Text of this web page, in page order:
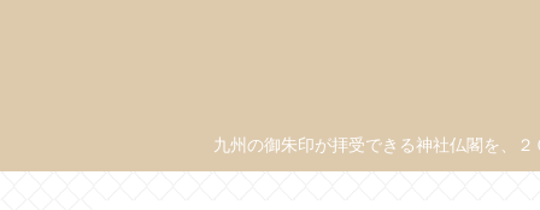
九州の御朱印が拝受できる神社仏閣を、